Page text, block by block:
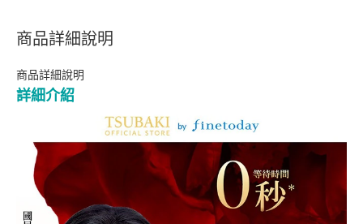
商品詳細說明
商品詳細說明
詳細介紹